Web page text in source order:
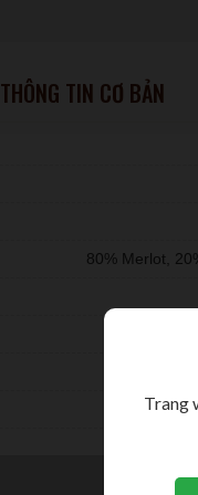
THÔNG TIN CƠ BẢN
80% Merlot,
Trang